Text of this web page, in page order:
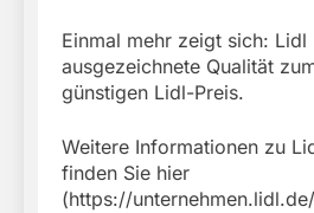
Einmal mehr zeigt sich: Lidl
ausgezeichnete Qualität
günstigen Lidl-Preis.
Weitere Informationen zu
finden Sie hier
(https://